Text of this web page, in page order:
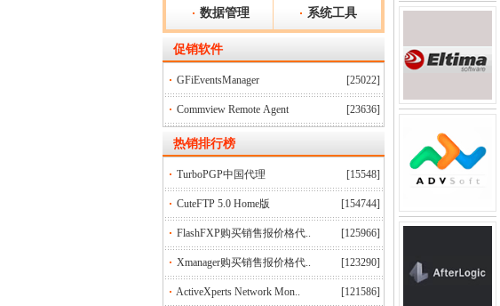
数据管理 系统工具
促销软件
GFiEventsManager [25022]
Commview Remote Agent [23636]
热销排行榜
TurboPGP中国代理 [15548]
CuteFTP 5.0 Home版 [154744]
FlashFXP购买销售报价格代.. [125966]
Xmanager购买销售报价格代.. [123290]
ActiveXperts Network Mon.. [121586]